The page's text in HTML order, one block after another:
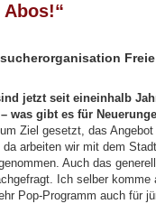
jetzt seit eineinhalb
was gibt es für
Ziel gesetzt, das
arbeiten wir mit dem
Auch das
Ich selber
Pop-Programm auch für